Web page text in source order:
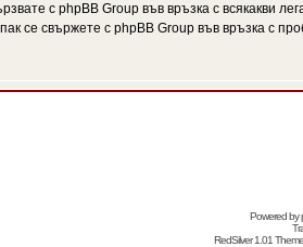
с phpBB Group във връзка с всякакви
се свържете с phpBB Group във връзка с
Powered by
RedSilver 1.01